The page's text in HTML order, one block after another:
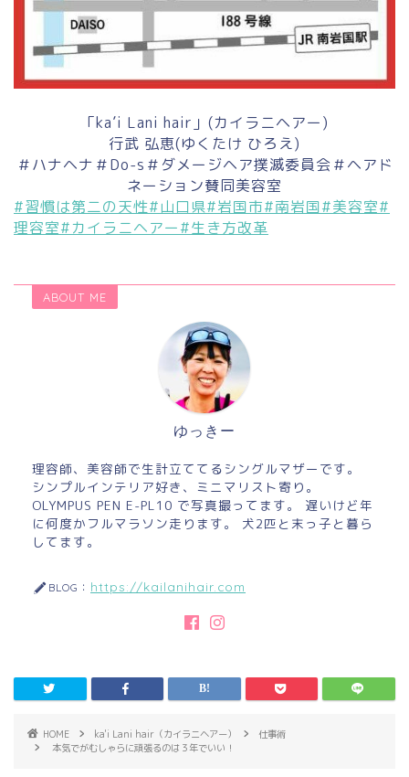
「ka’i Lani hair」(カイラニヘアー)
行武 弘恵(ゆくたけ ひろえ)
＃ハナヘナ＃Do-s＃ダメージヘア撲滅委員会＃ヘアド
ネーション賛同美容室
#習慣は第二の天性#山口県#岩国市#南岩国#美容室#
理容室#カイラニヘアー#生き方改革
ABOUT ME
ゆっきー
理容師、美容師で生計立ててるシングルマザーです。
シンプルインテリア好き、ミニマリスト寄り。
OLYMPUS PEN E-PL10 で写真撮ってます。 遅いけど年
に何度かフルマラソン走ります。 犬2匹と末っ子と暮ら
してます。
BLOG： https://kailanihair.com
HOME ka'i Lani hair（カイラニヘアー）
仕事術
本気でがむしゃらに頑張るのは３年でいい！